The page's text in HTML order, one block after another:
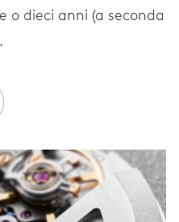
o dieci anni (a seconda